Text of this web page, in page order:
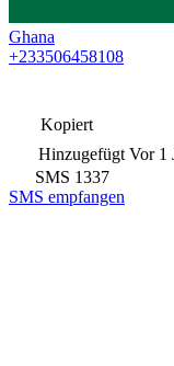
Ghana
+233506458108
Kopiert
Hinzugefügt Vor 1
SMS 1337
SMS empfangen